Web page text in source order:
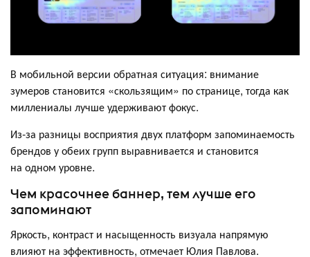
В мобильной версии обратная ситуация: внимание
зумеров становится «скользящим» по странице, тогда как
миллениалы лучше удерживают фокус.
Из-за разницы восприятия двух платформ запоминаемость
брендов у обеих групп выравнивается и становится
на одном уровне.
Чем красочнее баннер, тем лучше его
запоминают
Яркость, контраст и насыщенность визуала напрямую
влияют на эффективность, отмечает Юлия Павлова.